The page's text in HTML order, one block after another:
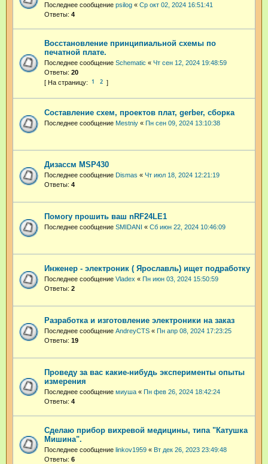
Последнее сообщение psilog « Ср окт 02, 2024 16:51:41
Ответы: 4
Восстановление принципиальной схемы по
печатной плате.
Последнее сообщение Schematic « Чт сен 12, 2024 19:48:59
Ответы: 20
1 2
Составление схем, проектов плат, gerber, сборка
Последнее сообщение Mestniy « Пн сен 09, 2024 13:10:38
Дизассм MSP430
Последнее сообщение Dismas « Чт июл 18, 2024 12:21:19
Ответы: 4
Помогу прошить ваш nRF24LE1
Последнее сообщение SMIDANI « Сб июн 22, 2024 10:46:09
Инженер - электроник ( Ярославль) ищет подработку
Последнее сообщение Vladex « Пн июн 03, 2024 15:50:59
Ответы: 2
Разработка и изготовление электроники на заказ
Последнее сообщение AndreyCTS « Пн апр 08, 2024 17:23:25
Ответы: 19
Проведу за вас какие-нибудь эксперименты опыты
измерения
Последнее сообщение миуша « Пн фев 26, 2024 18:42:24
Ответы: 4
Сделаю прибор вихревой медицины, типа "Катушка
Мишина".
Последнее сообщение linkov1959 « Вт дек 26, 2023 23:49:48
Ответы: 6